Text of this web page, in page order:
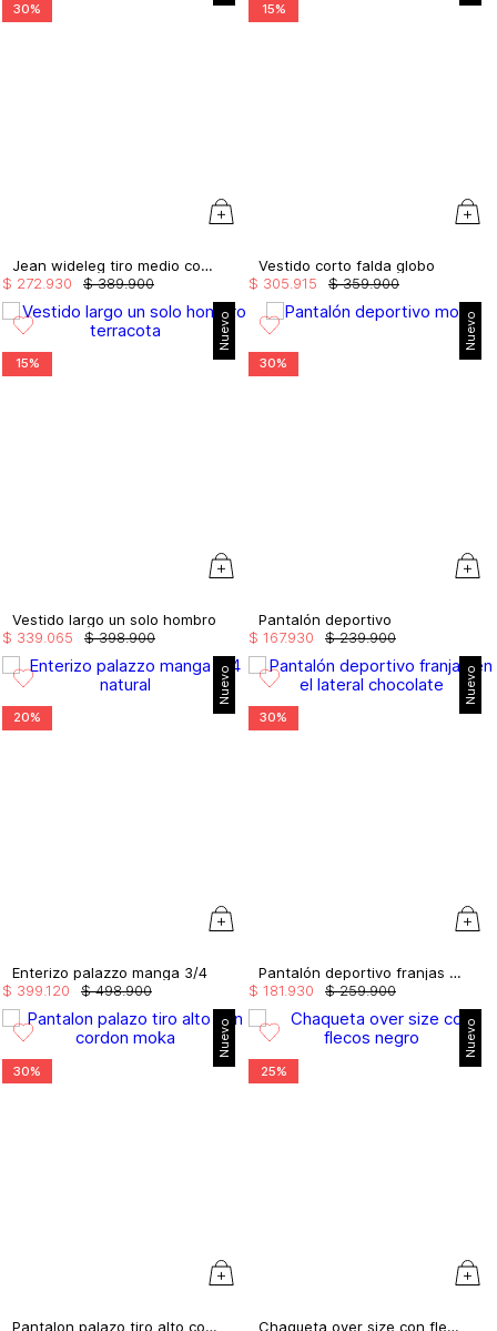
30%
Jean wideleg tiro medio con taches
$ 389.900
$ 272 930
15%
Vestido corto falda globo
$ 359.900
$ 305 915
Nuevo
15%
Vestido largo un solo hombro
$ 398.900
$ 339 065
Nuevo
30%
Pantalón deportivo
$ 239.900
$ 167.930
Nuevo
20%
Enterizo palazzo manga 3/4
$ 498.900
$ 399.120
Nuevo
30%
Pantalón deportivo franjas en el lateral
$ 259.900
$ 181.930
Nuevo
30%
Pantalon palazo tiro alto con cordon
Nuevo
25%
Chaqueta over size con flecos